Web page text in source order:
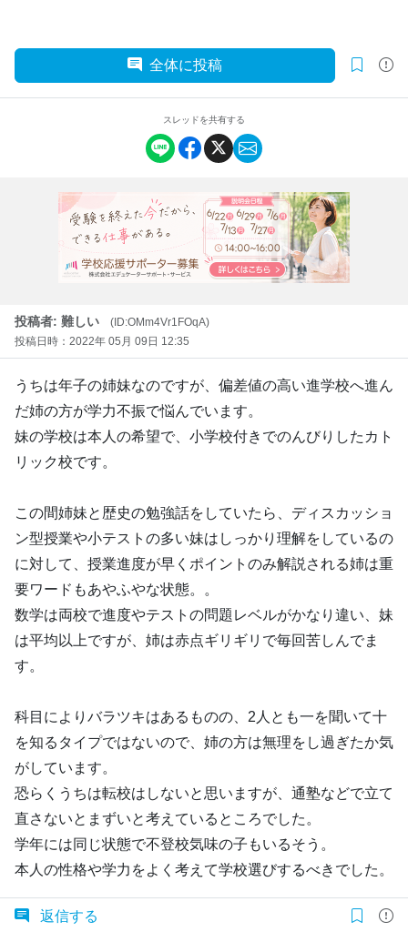
全体に投稿
スレッドを共有する
投稿者: 難しい
(ID:OMm4Vr1FOqA)
投稿日時：2022年 05月 09日 12:35
うちは年子の姉妹なのですが、偏差値の高い進学校へ進ん
だ姉の方が学力不振で悩んでいます。
妹の学校は本人の希望で、小学校付きでのんびりしたカト
リック校です。
この間姉妹と歴史の勉強話をしていたら、ディスカッショ
ン型授業や小テストの多い妹はしっかり理解をしているの
に対して、授業進度が早くポイントのみ解説される姉は重
要ワードもあやふやな状態。。
数学は両校で進度やテストの問題レベルがかなり違い、妹
は平均以上ですが、姉は赤点ギリギリで毎回苦しんでま
す。
科目によりバラツキはあるものの、2人とも一を聞いて十
を知るタイプではないので、姉の方は無理をし過ぎたか気
がしています。
恐らくうちは転校はしないと思いますが、通塾などで立て
直さないとまずいと考えているところでした。
学年には同じ状態で不登校気味の子もいるそう。
本人の性格や学力をよく考えて学校選びするべきでした。
返信する